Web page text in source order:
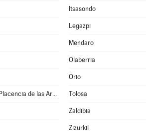
Itsasondo
Legazpi
Mendaro
Olaberria
Orio
Soraluze-Placencia de las Armas Tolosa
Zaldibia
Zizurkil